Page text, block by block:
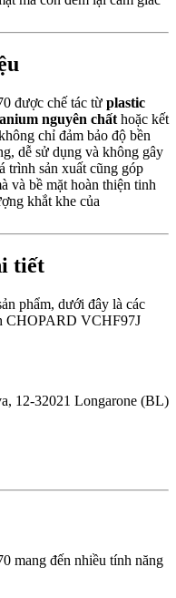
được chế tác từ plastic
nguyên chất hoặc kết
chỉ đảm bảo độ bền
dễ sử dụng và không gây
trình sản xuất cũng góp
và bề mặt hoàn thiện tinh
khắt khe của
tiết
phẩm, dưới đây là các
CHOPARD VCHF97J
12-32021 Longarone (BL)
mang đến nhiều tính năng